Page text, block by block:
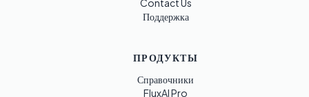
Contact Us
Поддержка
ПРОДУКТЫ
Справочники
FluxAI Pro